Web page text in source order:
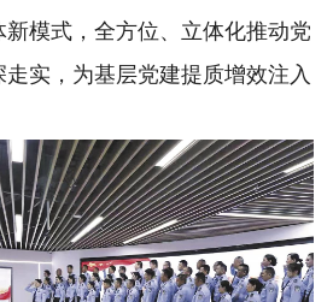
新模式，全方位、立体化推动党
实，为基层党建提质增效注入